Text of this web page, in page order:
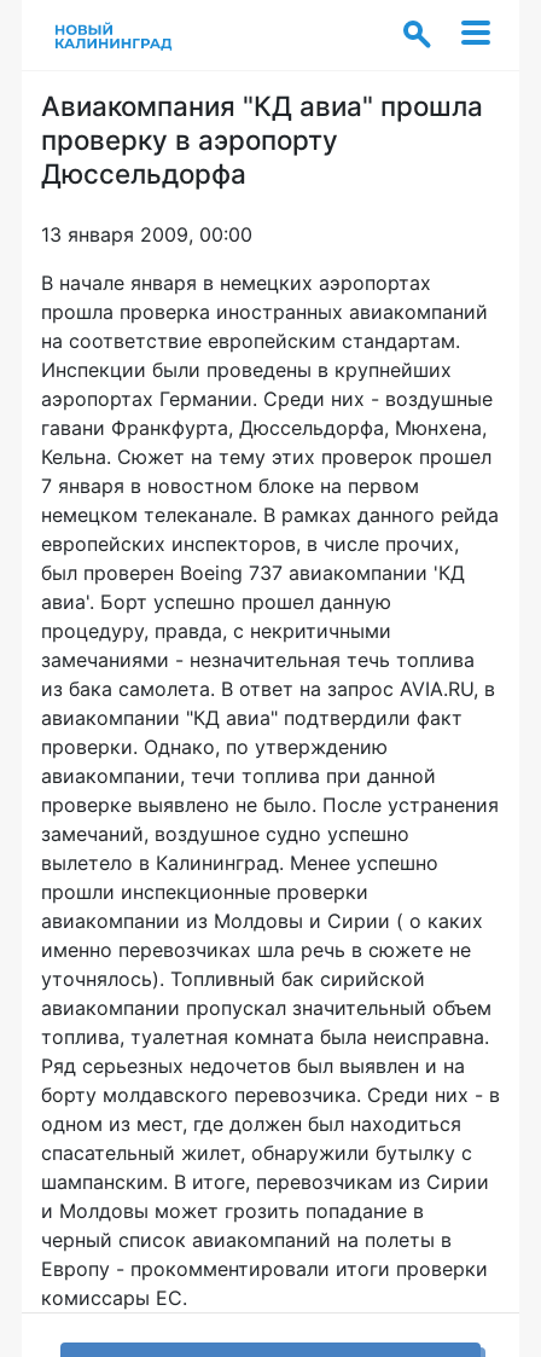
Авиакомпания "КД авиа" прошла
проверку в аэропорту
Дюссельдорфа
13 января 2009, 00:00
В начале января в немецких аэропортах
прошла проверка иностранных авиакомпаний
на соответствие европейским стандартам.
Инспекции были проведены в крупнейших
аэропортах Германии. Среди них - воздушные
гавани Франкфурта, Дюссельдорфа, Мюнхена,
Кельна. Сюжет на тему этих проверок прошел
7 января в новостном блоке на первом
немецком телеканале. В рамках данного рейда
европейских инспекторов, в числе прочих,
был проверен Boeing 737 авиакомпании 'КД
авиа'. Борт успешно прошел данную
процедуру, правда, с некритичными
замечаниями - незначительная течь топлива
из бака самолета. В ответ на запрос AVIA.RU, в
авиакомпании "КД авиа" подтвердили факт
проверки. Однако, по утверждению
авиакомпании, течи топлива при данной
проверке выявлено не было. После устранения
замечаний, воздушное судно успешно
вылетело в Калининград. Менее успешно
прошли инспекционные проверки
авиакомпании из Молдовы и Сирии ( о каких
именно перевозчиках шла речь в сюжете не
уточнялось). Топливный бак сирийской
авиакомпании пропускал значительный объем
топлива, туалетная комната была неисправна.
Ряд серьезных недочетов был выявлен и на
борту молдавского перевозчика. Среди них - в
одном из мест, где должен был находиться
спасательный жилет, обнаружили бутылку с
шампанским. В итоге, перевозчикам из Сирии
и Молдовы может грозить попадание в
черный список авиакомпаний на полеты в
Европу - прокомментировали итоги проверки
комиссары ЕС.